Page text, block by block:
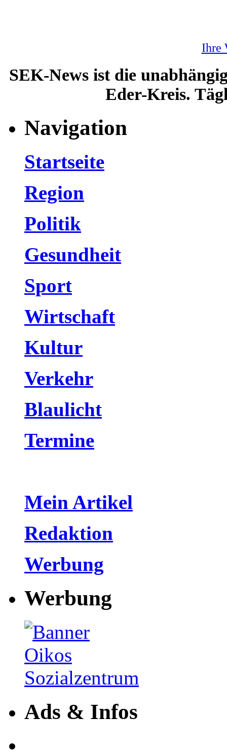
Ihre
SEK-News ist die
Eder-Kreis.
Navigation
Startseite
Region
Politik
Gesundheit
Sport
Wirtschaft
Kultur
Verkehr
Blaulicht
Termine
Mein Artikel
Redaktion
Werbung
Werbung
Ads & Infos